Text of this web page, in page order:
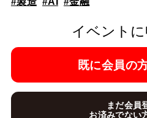
イベント
既に会員の
まだ会員
お済みでない